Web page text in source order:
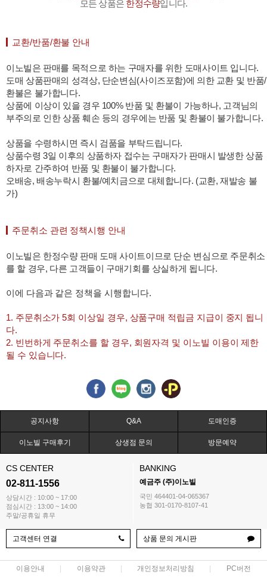
모든 상품은 한정수량입니다.
교환/반품/환불 안내
이노빌은 판매를 목적으로 하는 구매자를 위한 도매사이트 입니다.
도매 상품판매의 성격상, 단순변심(사이즈포함)에 의한 교환 및 반품/
환불은 불가합니다.
상품에 이상이 있을 경우 100% 반품 및 환불이 가능하나, 고객님의
부주의로 인한 상품 훼손 등의 경우에는 반품 및 환불이 불가합니다.
상품을 수령하시면 즉시 검품을 부탁드립니다.
상품수령 3일 이후의 상품하자 접수는 구매자가 판매시 발생한 상품
하자로 간주하여 반품 및 환불이 불가합니다.
오배송, 배송누락시 환불/예치금으로 대체합니다. (교환, 재발송 불
가)
주문취소 관련 정책시행 안내
이노빌은 한정수량 판매 도매 사이트이므로 단순 변심으로 주문취소
를 할 경우, 다른 고객들이 구매기회를 상실하게 됩니다.
이에 다음과 같은 정책을 시행합니다.
1. 주문취소가 5회 이상일 경우, 상품구매 적립금 지급이 중지 됩니
다.
2. 빈번하게 주문취소를 할 경우, 회원자격 및 이노빌 이용이 제한
될 수 있습니다.
공지사항 Q&A 도매인증
이노빌 구매후기 상생점 문의 방문예약
CS CENTER
02-811-1556
상담시간 : 10:00 ~ 17:00
점심시간 : 13:00 ~ 14:00
주말/공휴일 휴무
BANKING
예금주 (주)이노빌
국민 464401-04-065367
농협 301-0170-8107-41
고객센터 연결 상품 문의 게시판
이용안내 이용약관 개인정보처리방침 PC버전